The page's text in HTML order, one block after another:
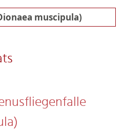
muscipula)